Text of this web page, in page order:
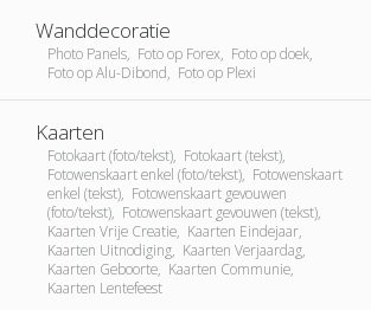
Wanddecoratie
Photo Panels, Foto op Forex, Foto op doek,
Foto op Alu-Dibond, Foto op Plexi
Kaarten
Fotokaart (foto/tekst), Fotokaart (tekst),
Fotowenskaart enkel (foto/tekst), Fotowenskaart
enkel (tekst), Fotowenskaart gevouwen
(foto/tekst), Fotowenskaart gevouwen (tekst),
Kaarten Vrije Creatie, Kaarten Eindejaar,
Kaarten Uitnodiging, Kaarten Verjaardag,
Kaarten Geboorte, Kaarten Communie,
Kaarten Lentefeest